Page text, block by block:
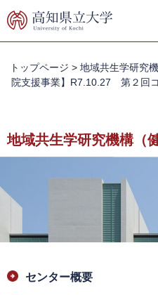
ー
ニ
本
文
トップページ > 地域共生学研究
院支援事業】R7.10.27 第２回
地域共生学研究機構（
文
センター概要